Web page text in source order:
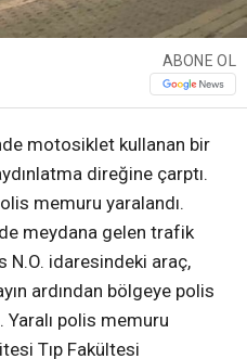
ABONE OL
motosiklet kullanan bir
direğine çarptı.
memuru yaralandı.
meydana gelen trafik
N.O. idaresindeki araç,
ardından bölgeye polis
Yaralı polis memuru
Tıp Fakültesi